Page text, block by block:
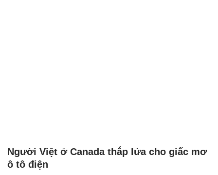
Người Việt ở Canada thắp lửa cho giấc mơ
ô tô điện